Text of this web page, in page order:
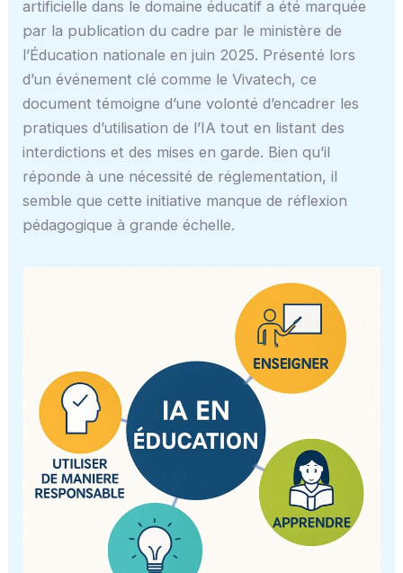
artificielle dans le domaine éducatif a été marquée
par la publication du cadre par le ministère de
l’Éducation nationale en juin 2025. Présenté lors
d’un événement clé comme le Vivatech, ce
document témoigne d’une volonté d’encadrer les
pratiques d’utilisation de l’IA tout en listant des
interdictions et des mises en garde. Bien qu’il
réponde à une nécessité de réglementation, il
semble que cette initiative manque de réflexion
pédagogique à grande échelle.